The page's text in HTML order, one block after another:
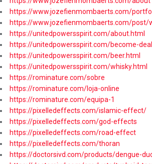
https://www.jozefienmombaerts.com/
https://www.jozefienmombaerts.com/post/
https://unitedpowersspirit.com/about.html
https://unitedpowersspirit.com/become-
https://unitedpowersspirit.com/beer.html
https://unitedpowersspirit.com/whisky.html
https://rominature.com/sobre
https://rominature.com/loja-online
https://rominature.com/equipa-1
https://pixelledeffects.com/islamic-effect/
https://pixelledeffects.com/god-effects
https://pixelledeffects.com/road-effect
https://pixelledeffects.com/thoran
https://doctorsivd.com/products/dengue-